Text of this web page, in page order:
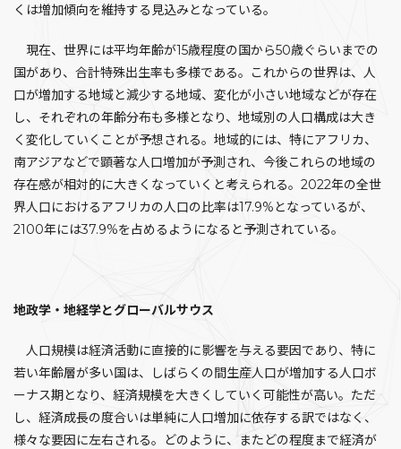
くは増加傾向を維持する見込みとなっている。
現在、世界には平均年齢が15歳程度の国から50歳ぐらいまでの
国があり、合計特殊出生率も多様である。これからの世界は、人
口が増加する地域と減少する地域、変化が小さい地域などが存在
し、それぞれの年齢分布も多様となり、地域別の人口構成は大き
く変化していくことが予想される。地域的には、特にアフリカ、
南アジアなどで顕著な人口増加が予測され、今後これらの地域の
存在感が相対的に大きくなっていくと考えられる。2022年の全世
界人口におけるアフリカの人口の比率は17.9%となっているが、
2100年には37.9%を占めるようになると予測されている。
地政学・地経学とグローバルサウス
人口規模は経済活動に直接的に影響を与える要因であり、特に
若い年齢層が多い国は、しばらくの間生産人口が増加する人口ボ
ーナス期となり、経済規模を大きくしていく可能性が高い。ただ
し、経済成長の度合いは単純に人口増加に依存する訳ではなく、
様々な要因に左右される。どのように、またどの程度まで経済が